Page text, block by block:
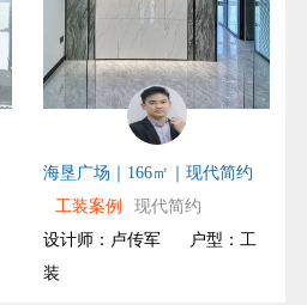
海垦广场｜166㎡｜现代简约
工装案例
现代简约
设计师：卢传军
户型：工
装